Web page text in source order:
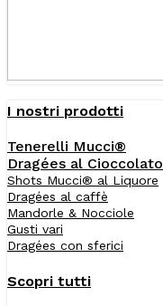
I nostri prodotti
Tenerelli Mucci®
Dragées al Cioccolato
Shots Mucci® al Liquore
Dragées al caffè
Mandorle & Nocciole
Gusti vari
Dragées con sferici
Scopri tutti